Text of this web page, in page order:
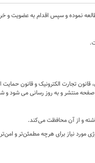
نموده و سپس اقدام به عضویت و
قانون تجارت الکترونیک و قانون
صفحه منتشر و به روز رسانی می شود
و از آن محافظت می‏‌کند.
مورد نیاز برای هرچه مطمئن‏‌تر و